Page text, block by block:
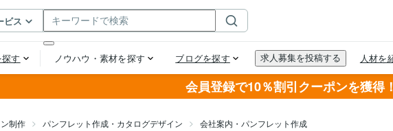
会員登録で10％割引クーポンを獲得！
制作 パンフレット作成・カタログデザイン 会社案内・パンフレット作成